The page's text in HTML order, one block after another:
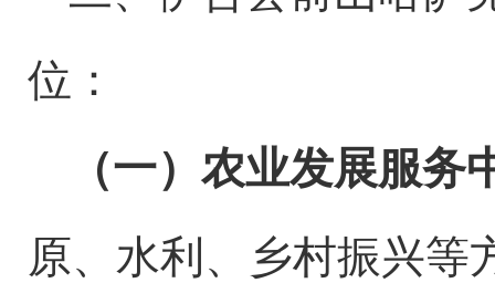
位 ：
（一）农业发展服务
原、水利 、乡村振兴等